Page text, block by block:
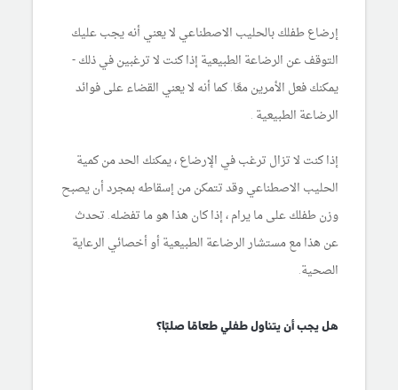
إرضاع طفلك بالحليب الاصطناعي لا يعني أنه يجب عليك
التوقف عن الرضاعة الطبيعية إذا كنت لا ترغبين في ذلك -
يمكنك فعل الأمرين معًا. كما أنه لا يعني القضاء على فوائد
الرضاعة الطبيعية .
إذا كنت لا تزال ترغب في الإرضاع ، يمكنك الحد من كمية
الحليب الاصطناعي وقد تتمكن من إسقاطه بمجرد أن يصبح
وزن طفلك على ما يرام ، إذا كان هذا هو ما تفضله. تحدث
عن هذا مع مستشار الرضاعة الطبيعية أو أخصائي الرعاية
الصحية.
هل يجب أن يتناول طفلي طعامًا صلبًا؟